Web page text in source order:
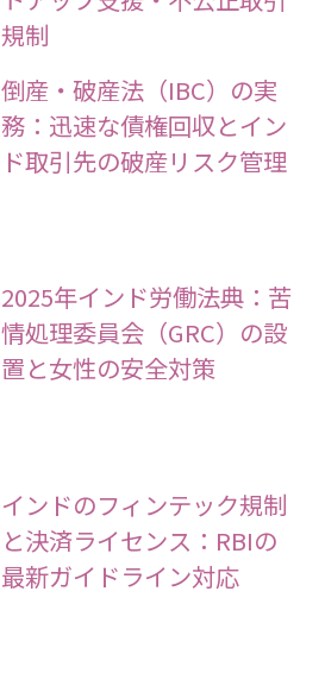
規制
倒産・破産法（IBC）の実
務：迅速な債権回収とイン
ド取引先の破産リスク管理
2025年インド労働法典：苦
情処理委員会（GRC）の設
置と女性の安全対策
インドのフィンテック規制
と決済ライセンス：RBIの
最新ガイドライン対応